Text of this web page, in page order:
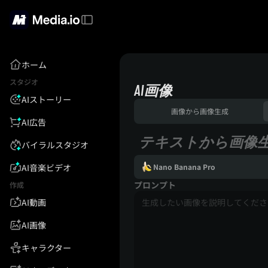
ホーム
スタジオ
AIストーリー
AI広告
バイラルスタジオ
AI音楽ビデオ
作成
AI動画
AI画像
キャラクター
AI画像
画像から画像生成
テキストから画像
Nano Banana Pro
プロンプト